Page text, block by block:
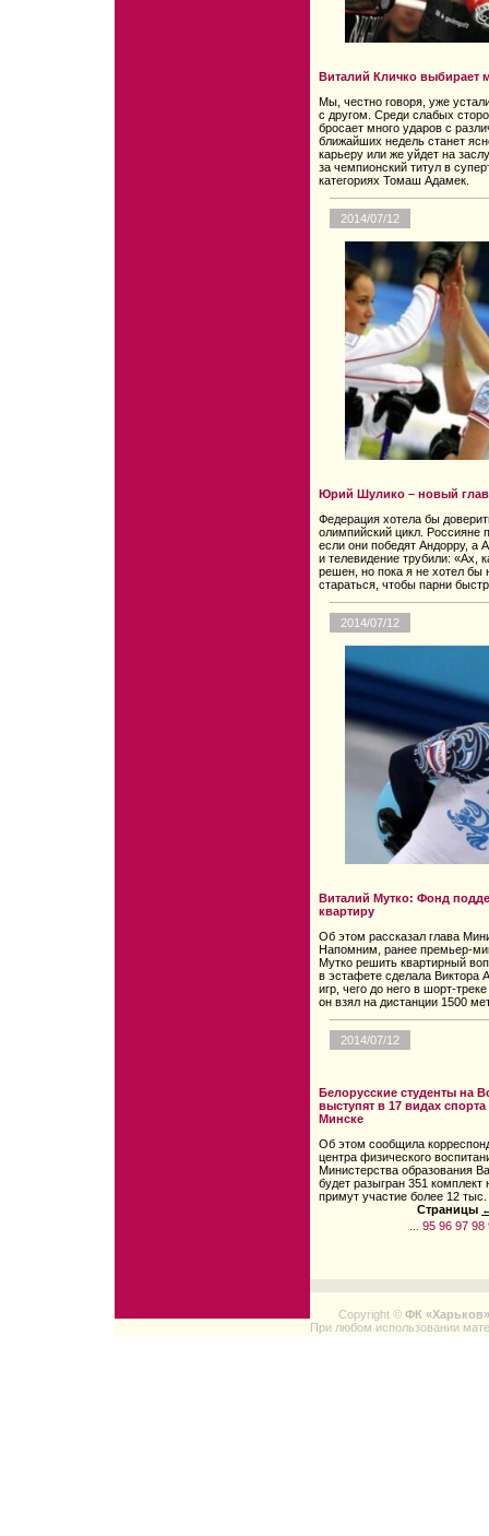
Виталий Кличко выбирает
Мы, честно говоря, уже
с другом. Среди слабых
бросает много ударов с
ближайших недель станет
карьеру или же уйдет на
за чемпионский титул в
категориях Томаш Адамек.
2014/07/12
Юрий Шулико – новый
Федерация хотела бы
олимпийский цикл. Россияне
если они победят Андорру, а
и телевидение трубили: «Ах,
решен, но пока я не хотел
стараться, чтобы парни
2014/07/12
Виталий Мутко: Фонд
квартиру
Об этом рассказал глава
Напомним, ранее премьер-
Мутко решить квартирный
в эстафете сделала
игр, чего до него в шорт-
он взял на дистанции 1500
2014/07/12
Белорусские студенты на
выступят в 17 видах
Минске
Об этом сообщила
центра физического
Министерства образования
будет разыгран 351
примут участие более 12
Страницы
95 96 97 98
Copyright © ФК «Харьков»
При любом использовании